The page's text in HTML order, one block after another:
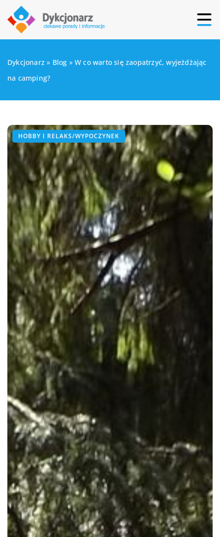
Dykcjonarz » Blog »W co warto się zaopatrzyć, wyjeżdżając
na camping?
HOBBY I RELAKS/WYPOCZYNEK